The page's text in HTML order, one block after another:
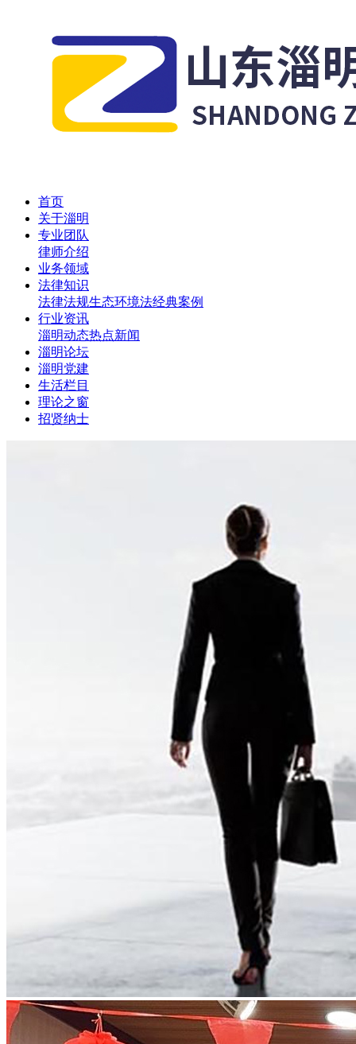
首页
关于淄明
专业团队
律师介绍
业务领域
法律知识
法律法规生态环境法经典案例
行业资讯
淄明动态热点新闻
淄明论坛
淄明党建
生活栏目
理论之窗
招贤纳士